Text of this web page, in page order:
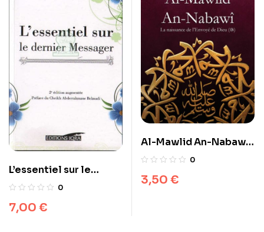
L’essentiel sur le
dernier Messager
0
7,00 €
Al-Mawlid An-Nabawî
– La naissance de
0
3,50 €